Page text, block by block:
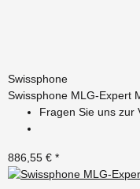
Swissphone
Swissphone MLG-Expert
Fragen Sie uns zur
886,55 € *